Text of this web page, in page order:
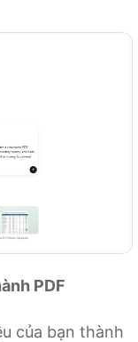
PDF
của bạn thành